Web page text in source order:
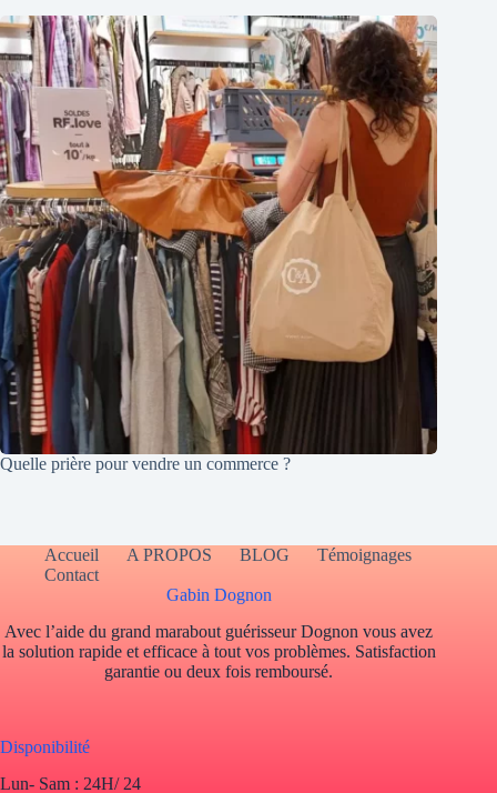
Quelle prière pour vendre un commerce ?
Accueil A PROPOS BLOG
Témoignages
Contact
Gabin Dognon
Avec l’aide du grand marabout guérisseur Dognon vous avez
la solution rapide et efficace à tout vos problèmes. Satisfaction
garantie ou deux fois remboursé.
Disponibilité
Lun- Sam : 24H/ 24